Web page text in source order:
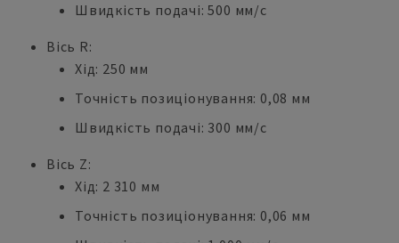
Швидкість подачі: 500 мм/с
Вісь R:
Хід: 250 мм
Точність позиціонування: 0,08 мм
Швидкість подачі: 300 мм/с
Вісь Z:
Хід: 2 310 мм
Точність позиціонування: 0,06 мм